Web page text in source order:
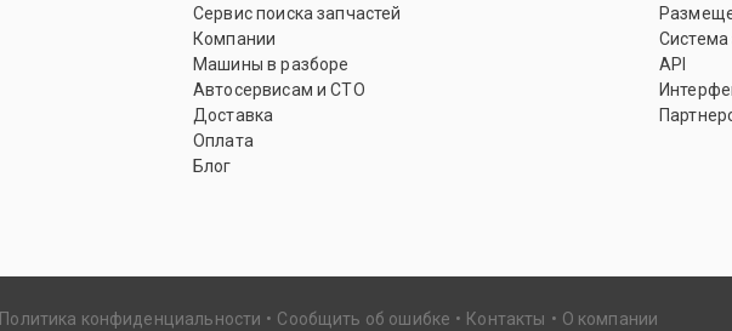
Сервис поиска запчастей
Компании
Машины в разборе
Автосервисам и СТО
Доставка
Оплата
Блог
Система
API
Политика конфиденциальности Сообщить об ошибке Контакты О компании